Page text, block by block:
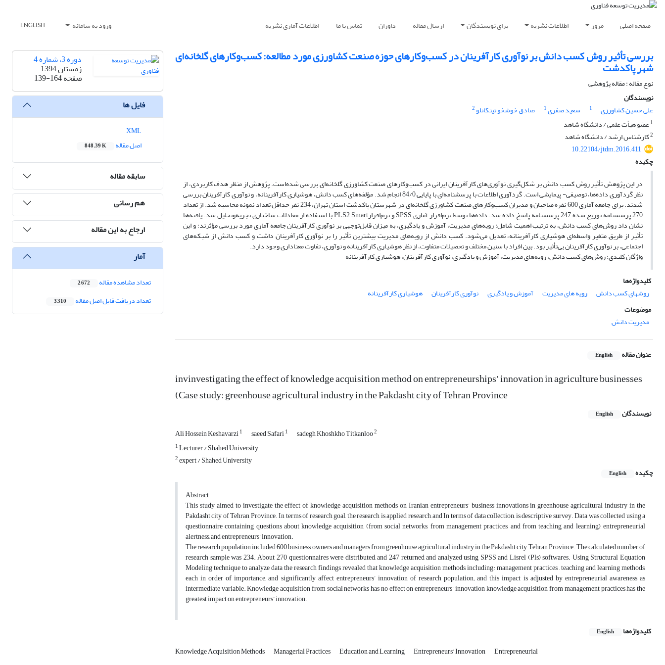
صفحه اصلی مرور اطلاعات نشریه برای نویسندگان ارسال مقاله داوران تماس با ما اطلاعات آماری نشریه ورود به سامانه ENGLISH
بررسی تأثیر روش کسب دانش بر نوآوری کارآفرینان در کسب‌و‌کارهای حوزه صنعت کشاورزی مورد مطالعه: کسب‌و‌کارهای گلخانه‌ای
شهر پاکدشت
نوع مقاله : مقاله پژوهشی
نویسندگان
علی حسین کشاورزی
1 سعید صفری1 صادق خوشخو تیتکانلو2
1عضو هیأت علمی / دانشگاه شاهد
2کارشناس ارشد / دانشگاه شاهد
10.22104/jtdm.2016.411
چکیده
در این پژوهش تأثیر روش کسب دانش بر شکل‌گیری نوآوری‌های کارآفرینان ایرانی در کسب‌و‌کارهای صنعت کشاورزی گلخانه‌ای بررسی شده‌است. پژوهش از منظر هدف کاربردی، از
نظر گردآوری داده‌ها، توصیفی- پیمایشی است. گردآوری اطلاعات با پرسشنامه‌ای با پایایی 84/0 انجام شد. مؤلفه‌های کسب دانش، هوشیاری کارآفرینانه، و نوآوری کارآفرینان بررسی
شدند. برای جامعه آماری 600 نفره صاحبان و مدیران کسب‌و‌کارهای صنعت کشاورزی گلخانه‌ای در شهرستان پاکدشت استان تهران، 234 نفر حداقل تعداد نمونه محاسبه شد. از تعداد
270 پرسشنامه توزیع شده 247 پرسشنامه پاسخ داده شد. داده‌ها توسط نرم‌افزار آماری SPSS و نرم‌افزارPLS2 Smart با استفاده از معادلات ساختاری تجزیه‌و‌تحلیل شد. یافته‌ها
نشان داد روش‌های کسب دانش، به ترتیب اهمیت شامل: رویه‌های مدیریت، آموزش و یادگیری، به میزان قابل‌توجهی بر نوآوری کارآفرینان جامعه آماری مورد بررسی مؤثرند؛ و این
تأثیر از طریق متغیر واسطه‌ای هوشیاری کارآفرینانه، تعدیل می‌شود. کسب دانش از رویه‌های مدیریت بیشترین تأثیر را بر نوآوری کارآفرینان داشت و کسب دانش از شبکه‌های
اجتماعی، بر نوآوری کارآفرینان بی‌تأثیر بود. بین افراد با سنین مختلف و تحصیلات متفاوت، از نظر هوشیاری کارآفرینانه و نوآوری، تفاوت معناداری وجود دارد.
واژگان کلیدی: روش‌های کسب دانش، رویه‌های مدیریت، آموزش و یادگیری، نوآوری کارآفرینان، هوشیاری کارآفرینانه
کلیدواژه‌ها
روشهای کسب دانش
رویه های مدیریت آموزش و یادگیری نوآوری کارآفرینان
هوشیاری کارآفرینانه
موضوعات
مدیریت دانش
عنوان مقاله English
invinvestigating the effect of knowledge acquisition method on entrepreneurships' innovation in agriculture businesses
(Case study: greenhouse agricultural industry in the Pakdasht city of Tehran Province
نویسندگان English
Ali Hossein Keshavarzi1 saeed Safari1 sadegh Khoshkho Titkanloo2
1Lecturer / Shahed University
2expert / Shahed University
چکیده
English
Abstract
This study aimed to investigate the effect of knowledge acquisition methods on Iranian entrepreneurs’ business innovations in greenhouse agricultural industry in the
Pakdasht city of Tehran Province. In terms of research goal, the research is applied research, and In terms of data collection, is descriptive survey. Data was collected using a
questionnaire containing questions about knowledge acquisition (from social networks, from management practices, and from teaching and learning), entrepreneurial
alertness, and entrepreneurs’ innovation.
The research population included 600 business owners and managers from greenhouse agricultural industry in the Pakdasht city Tehran Province. The calculated number of
research sample was 234. About 270 questionnaires were distributed, and 247 returned and analyzed using SPSS and Lisrel (Pls) softwares. Using Structural Equation
Modeling technique to analyze data the research findings revealed that knowledge acquisition methods including: management practices , teaching and learning methods,
each in order of importance, and significantly affect entrepreneurs’ innovation of research population; and this impact is adjusted by entrepreneurial awareness as
intermediate variable. Knowledge acquisition from social networks has no effect on entrepreneurs’ innovation knowledge acquisition from management practices has the
greatest impact on entrepreneurs’ innovation.
کلیدواژه‌ها English
Knowledge Acquisition Methods Managerial Practices Education and Learning Entrepreneurs’ Innovation Entrepreneurial
دوره 3، شماره 4
زمستان 1394
صفحه139-164
فایل ها
اصل مقاله
848.39 K
سابقه مقاله
هم رسانی
ارجاع به این مقاله
آمار
تعداد مشاهده مقاله 2,672
تعداد دریافت فایل اصل مقاله 3,310